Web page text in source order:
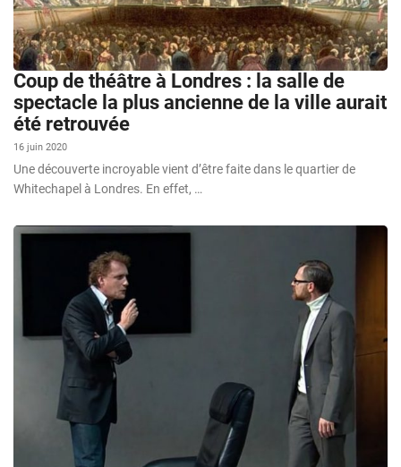
Coup de théâtre à Londres : la salle de
spectacle la plus ancienne de la ville aurait
été retrouvée
16 juin 2020
Une découverte incroyable vient d’être faite dans le quartier de
Whitechapel à Londres. En effet, …